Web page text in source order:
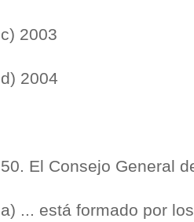
c) 2003
d) 2004
50. El Consejo General
a) ... está formado por